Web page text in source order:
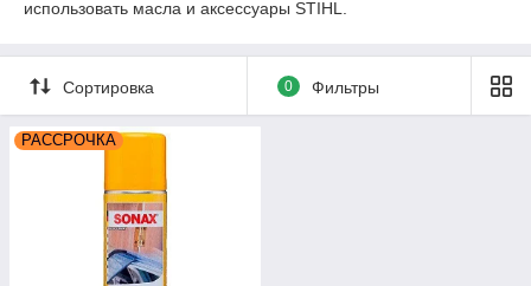
использовать масла и аксессуары STIHL.
Сортировка 0 Фильтры
РАССРОЧКА